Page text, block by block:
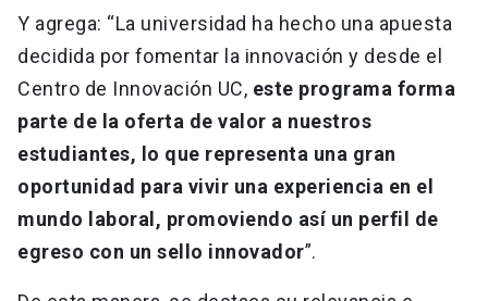
Y agrega: “La universidad ha hecho una apuesta
decidida por fomentar la innovación y desde el
Centro de Innovación UC, este programa forma
parte de la oferta de valor a nuestros
estudiantes, lo que representa una gran
oportunidad para vivir una experiencia en el
mundo laboral, promoviendo así un perfil de
egreso con un sello innovador”.